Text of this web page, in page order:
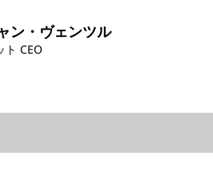
ン・ヴェンツル
ト CEO